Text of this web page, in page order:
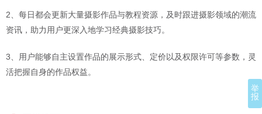
2、每日都会更新大量摄影作品与教程资源，及时跟进摄影领域的潮流
资讯，助力用户更深入地学习经典摄影技巧。
3、用户能够自主设置作品的展示形式、定价以及权限许可等参数，灵
活把握自身的作品权益。
举
报